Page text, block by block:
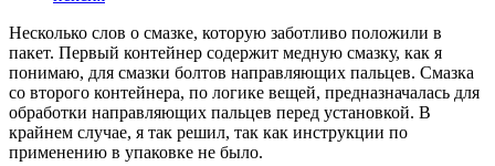
Несколько слов о смазке, которую заботливо положили в
пакет. Первый контейнер содержит медную смазку, как я
понимаю, для смазки болтов направляющих пальцев. Смазка
со второго контейнера, по логике вещей, предназначалась для
обработки направляющих пальцев перед установкой. В
крайнем случае, я так решил, так как инструкции по
применению в упаковке не было.